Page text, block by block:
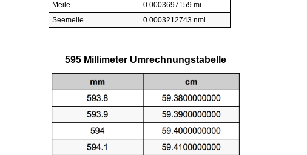
Meile
0.0003697159 mi
Seemeile
0.0003212743 nmi
595 Millimeter Umrechnungstabelle